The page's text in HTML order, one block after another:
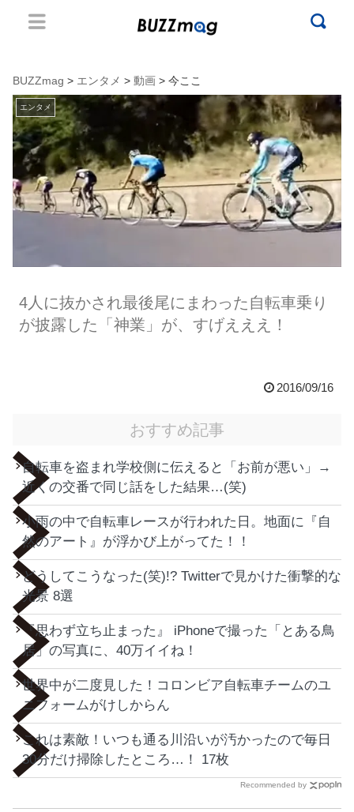
BUZZmag > エンタメ > 動画 > 今ここ
エンタメ
4人に抜かされ最後尾にまわった自転車乗り
が披露した「神業」が、すげえええ！
2016/09/16
おすすめ記事
自転車を盗まれ学校側に伝えると「お前が悪い」→
近くの交番で同じ話をした結果…(笑)
小雨の中で自転車レースが行われた日。地面に『自
然のアート』が浮かび上がってた！！
どうしてこうなった(笑)!? Twitterで見かけた衝撃的な
光景 8選
『思わず立ち止まった』 iPhoneで撮った「とある鳥
居」の写真に、40万イイね！
世界中が二度見した！コロンビア自転車チームのユ
ニフォームがけしからん
これは素敵！いつも通る川沿いが汚かったので毎日
30分だけ掃除したところ…！ 17枚
Recommended by